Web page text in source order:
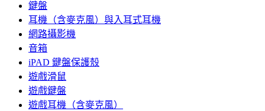
鍵盤
耳機（含麥克風）與入耳式耳機
網路攝影機
音箱
iPAD 鍵盤保護殼
遊戲滑鼠
遊戲鍵盤
遊戲耳機（含麥克風）